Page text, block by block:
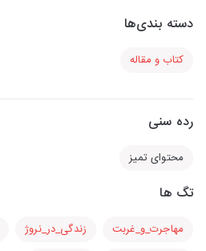
دسته بندی‌ها
کتاب و مقاله
رده سنی
محتوای تمیز
تگ ها
مهاجرت_و_غربت زندگی_در_نروژ